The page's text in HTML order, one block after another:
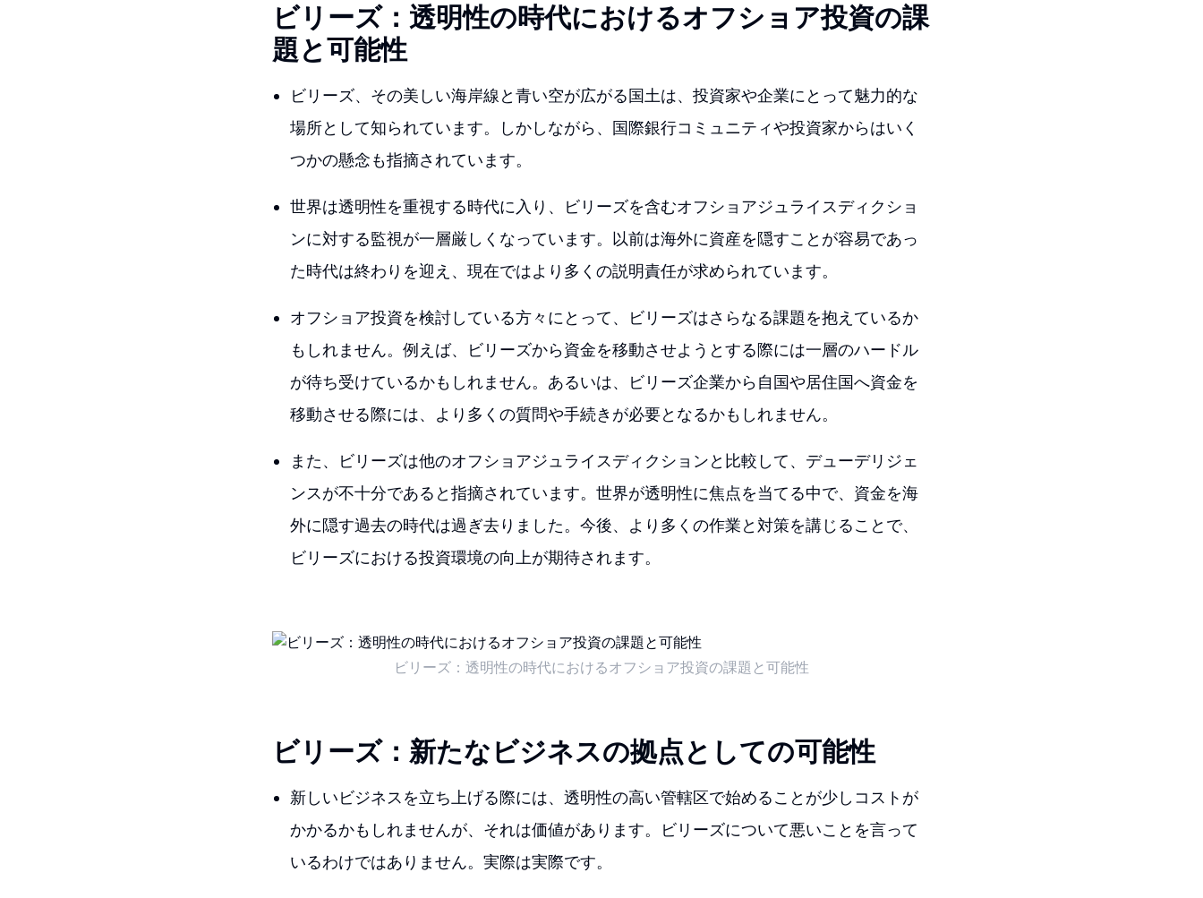
ビリーズ：透明性の時代におけるオフショア投資の課
題と可能性
ビリーズ、その美しい海岸線と青い空が広がる国土は、投資家や企業にとって魅力的な
場所として知られています。しかしながら、国際銀行コミュニティや投資家からはいく
つかの懸念も指摘されています。
世界は透明性を重視する時代に入り、ビリーズを含むオフショアジュライスディクショ
ンに対する監視が一層厳しくなっています。以前は海外に資産を隠すことが容易であっ
た時代は終わりを迎え、現在ではより多くの説明責任が求められています。
オフショア投資を検討している方々にとって、ビリーズはさらなる課題を抱えているか
もしれません。例えば、ビリーズから資金を移動させようとする際には一層のハードル
が待ち受けているかもしれません。あるいは、ビリーズ企業から自国や居住国へ資金を
移動させる際には、より多くの質問や手続きが必要となるかもしれません。
また、ビリーズは他のオフショアジュライスディクションと比較して、デューデリジェ
ンスが不十分であると指摘されています。世界が透明性に焦点を当てる中で、資金を海
外に隠す過去の時代は過ぎ去りました。今後、より多くの作業と対策を講じることで、
ビリーズにおける投資環境の向上が期待されます。
ビリーズ：透明性の時代におけるオフショア投資の課題と可能性
ビリーズ：新たなビジネスの拠点としての可能性
新しいビジネスを立ち上げる際には、透明性の高い管轄区で始めることが少しコストが
かかるかもしれませんが、それは価値があります。ビリーズについて悪いことを言って
いるわけではありません。実際は実際です。